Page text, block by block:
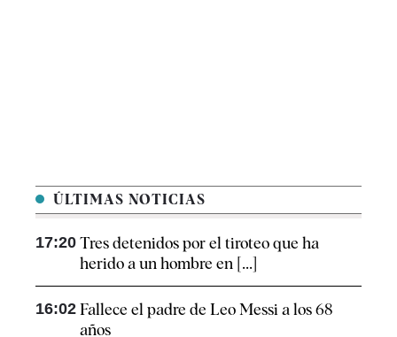
ÚLTIMAS NOTICIAS
17:20 Tres detenidos por el tiroteo que ha
herido a un hombre en [...]
16:02 Fallece el padre de Leo Messi a los 68
años